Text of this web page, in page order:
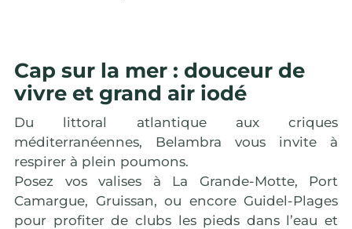
Cap sur la mer : douceur de
vivre et grand air iodé
Du littoral atlantique aux criques
méditerranéennes, Belambra vous invite à
respirer à plein poumons.
Posez vos valises à La Grande-Motte, Port
Camargue, Gruissan, ou encore Guidel-Plages
pour profiter de clubs les pieds dans l’eau et